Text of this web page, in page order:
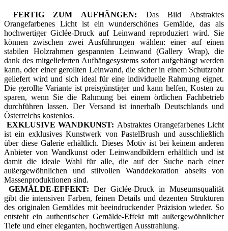
FERTIG ZUM AUFHÄNGEN: Das Bild Abstraktes
Orangefarbenes Licht ist ein wunderschönes Gemälde, das als
hochwertiger Giclée-Druck auf Leinwand reproduziert wird. Sie
können zwischen zwei Ausführungen wählen: einer auf einen
stabilen Holzrahmen gespannten Leinwand (Gallery Wrap), die
dank des mitgelieferten Aufhängesystems sofort aufgehängt werden
kann, oder einer gerollten Leinwand, die sicher in einem Schutzrohr
geliefert wird und sich ideal für eine individuelle Rahmung eignet.
Die gerollte Variante ist preisgünstiger und kann helfen, Kosten zu
sparen, wenn Sie die Rahmung bei einem örtlichen Fachbetrieb
durchführen lassen. Der Versand ist innerhalb Deutschlands und
Österreichs kostenlos.
EXKLUSIVE WANDKUNST: Abstraktes Orangefarbenes Licht
ist ein exklusives Kunstwerk von PastelBrush und ausschließlich
über diese Galerie erhältlich. Dieses Motiv ist bei keinem anderen
Anbieter von Wandkunst oder Leinwandbildern erhältlich und ist
damit die ideale Wahl für alle, die auf der Suche nach einer
außergewöhnlichen und stilvollen Wanddekoration abseits von
Massenproduktionen sind.
GEMÄLDE-EFFEKT: Der Giclée-Druck in Museumsqualität
gibt die intensiven Farben, feinen Details und dezenten Strukturen
des originalen Gemäldes mit beeindruckender Präzision wieder. So
entsteht ein authentischer Gemälde-Effekt mit außergewöhnlicher
Tiefe und einer eleganten, hochwertigen Ausstrahlung.